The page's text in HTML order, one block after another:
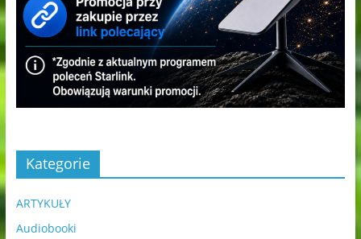
Kategorie
ARTYKUŁY
Audiobooki